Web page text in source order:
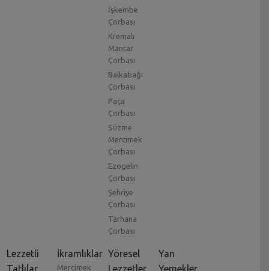
İşkembe
Çorbası
Kremalı
Mantar
Çorbası
Balkabağı
Çorbası
Paça
Çorbası
Süzme
Mercimek
Çorbası
Ezogelin
Çorbası
Şehriye
Çorbası
Tarhana
Çorbası
Lezzetli
Tatlılar
İkramlıklar
Mercimek
Yöresel
Lezzetler
Yan
Yemekler